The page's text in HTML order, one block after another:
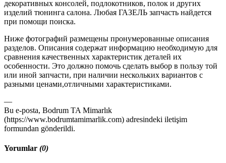
декоративных консолей, подлокотников, полок и других
изделий тюнинга салона. Любая ГАЗЕЛЬ запчасть найдется
при помощи поиска.
Ниже фотографий размещены пронумерованные описания
разделов. Описания содержат информацию необходимую для
сравнения качественных характеристик деталей их
особенности. Это должно помочь сделать выбор в пользу той
или иной запчасти, при наличии нескольких вариантов с
разными ценами,отличными характеристиками.
—
Bu e-posta, Bodrum TA Mimarlık
(https://www.bodrumtamimarlik.com) adresindeki iletişim
formundan gönderildi.
Yorumlar (0)